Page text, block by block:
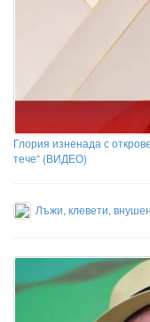
Глория изненада с
тече“ (ВИДЕО)
Лъжи, клевети,